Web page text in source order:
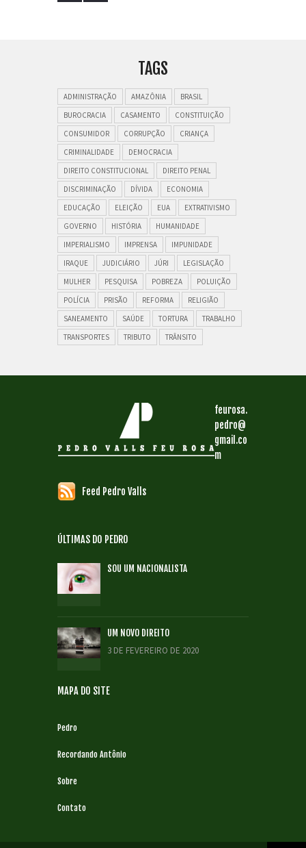
TAGS
ADMINISTRAÇÃO AMAZÔNIA
BRASIL
BUROCRACIA
CASAMENTO
CONSTITUIÇÃO
CONSUMIDOR
CORRUPÇÃO
CRIANÇA
CRIMINALIDADE
DEMOCRACIA
DIREITO CONSTITUCIONAL
DIREITO PENAL
DISCRIMINAÇÃO
DÍVIDA
ECONOMIA
EDUCAÇÃO
ELEIÇÃO EUA
EXTRATIVISMO
GOVERNO
HISTÓRIA
HUMANIDADE
IMPERIALISMO
IMPRENSA
IMPUNIDADE
IRAQUE
JUDICIÁRIO JÚRI
LEGISLAÇÃO
MULHER
PESQUISA POBREZA
POLUIÇÃO
POLÍCIA
PRISÃO REFORMA
RELIGIÃO
SANEAMENTO
SAÚDE TORTURA
TRABALHO
TRANSPORTES
TRIBUTO TRÂNSITO
feurosa.
pedro@
gmail.co
m
Feed Pedro Valls
ÚLTIMAS DO PEDRO
SOU UM NACIONALISTA
UM NOVO DIREITO
3 DE FEVEREIRO DE 2020
MAPA DO SITE
Pedro
Recordando Antônio
Sobre
Contato